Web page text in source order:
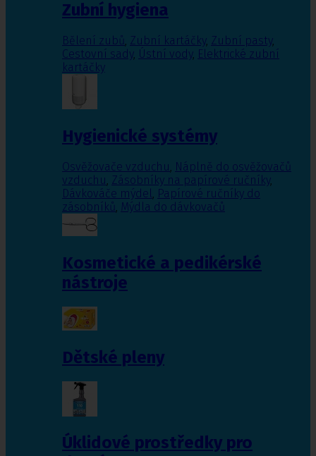
Zubní hygiena
Bělení zubů, Zubní kartáčky, Zubní pasty,
Cestovní sady, Ústní vody, Elektrické zubní
kartáčky
Hygienické systémy
Osvěžovače vzduchu, Náplně do osvěžovačů
vzduchu, Zásobníky na papírové ručníky,
Dávkováče mýdel, Papírové ručníky do
zásobníků, Mýdla do dávkovačů
Kosmetické a pedikérské
nástroje
Dětské pleny
Úklidové prostředky pro